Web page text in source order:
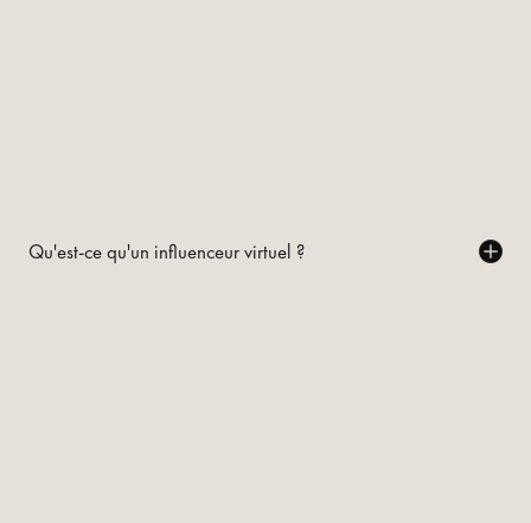
Qu'est-ce qu'un influenceur virtuel ?